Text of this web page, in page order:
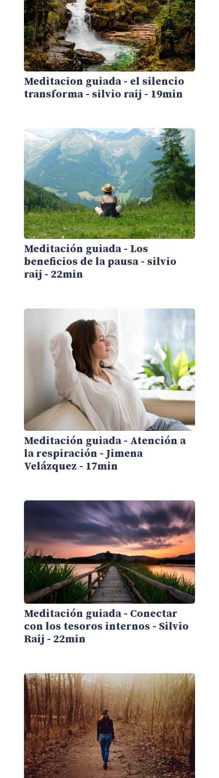
Meditacion guiada - el silencio
transforma - silvio raij - 19min
Meditación guiada - Los
beneficios de la pausa - silvio
raij - 22min
Meditación guiada - Atención a
la respiración - Jimena
Velázquez - 17min
Meditación guiada - Conectar
con los tesoros internos - Silvio
Raij - 22min